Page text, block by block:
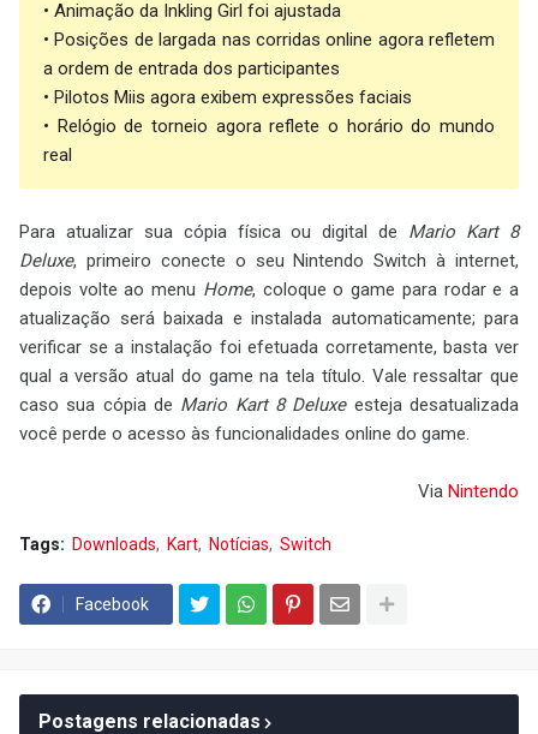
• Animação da Inkling Girl foi ajustada
• Posições de largada nas corridas online agora refletem
a ordem de entrada dos participantes
• Pilotos Miis agora exibem expressões faciais
• Relógio de torneio agora reflete o horário do mundo
real
Para atualizar sua cópia física ou digital de Mario Kart 8
Deluxe, primeiro conecte o seu Nintendo Switch à internet,
depois volte ao menu Home, coloque o game para rodar e a
atualização será baixada e instalada automaticamente; para
verificar se a instalação foi efetuada corretamente, basta ver
qual a versão atual do game na tela título. Vale ressaltar que
caso sua cópia de Mario Kart 8 Deluxeesteja desatualizada
você perde o acesso às funcionalidades online do game.
Via Nintendo
Tags: Downloads Kart Notícias Switch
Facebook
Postagens relacionadas